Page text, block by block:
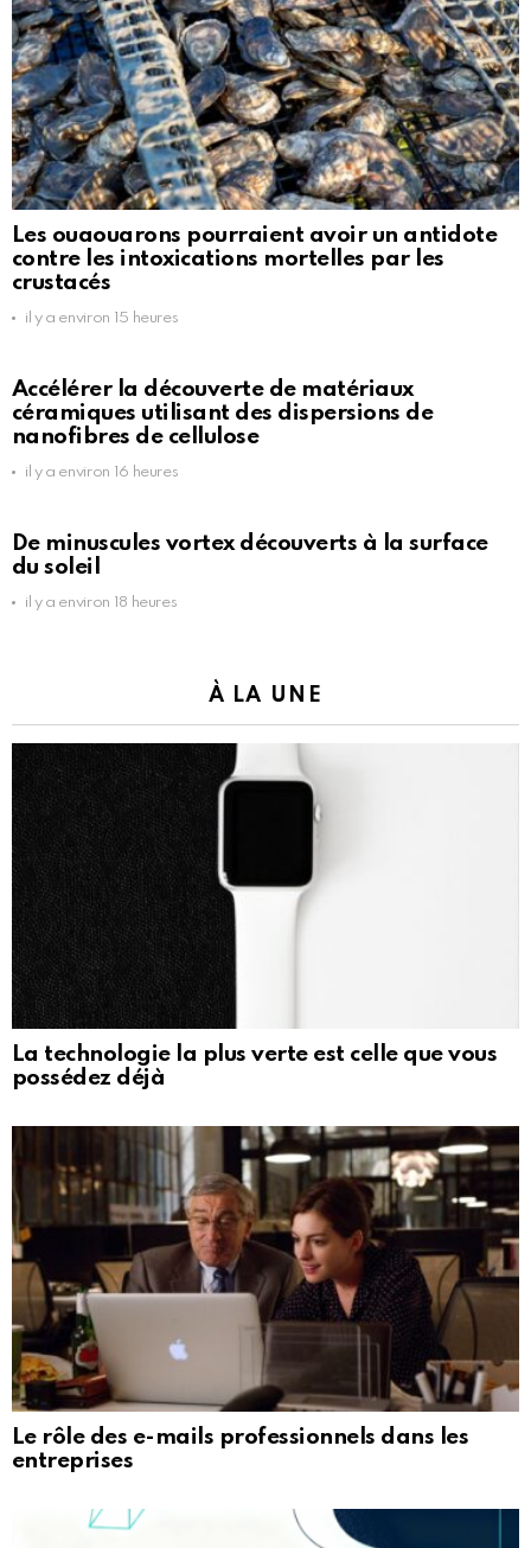
Les ouaouarons pourraient avoir un antidote
contre les intoxications mortelles par les
crustacés
il y a environ 15 heures
Accélérer la découverte de matériaux
céramiques utilisant des dispersions de
nanofibres de cellulose
il y a environ 16 heures
De minuscules vortex découverts à la surface
du soleil
il y a environ 18 heures
À LA UNE
La technologie la plus verte est celle que vous
possédez déjà
Le rôle des e-mails professionnels dans les
entreprises